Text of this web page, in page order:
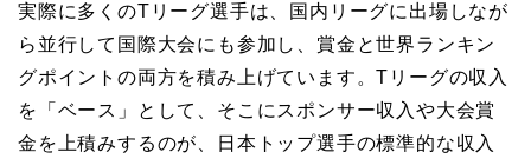
実際に多くのTリーグ選手は、国内リーグに出場しなが
ら並行して国際大会にも参加し、賞金と世界ランキン
グポイントの両方を積み上げています。Tリーグの収入
を「ベース」として、そこにスポンサー収入や大会賞
金を上積みするのが、日本トップ選手の標準的な収入